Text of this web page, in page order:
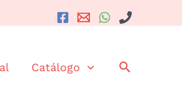
Catálogo Buscar